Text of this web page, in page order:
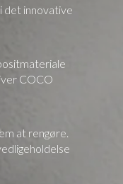
det innovative
COCO
at rengøre.